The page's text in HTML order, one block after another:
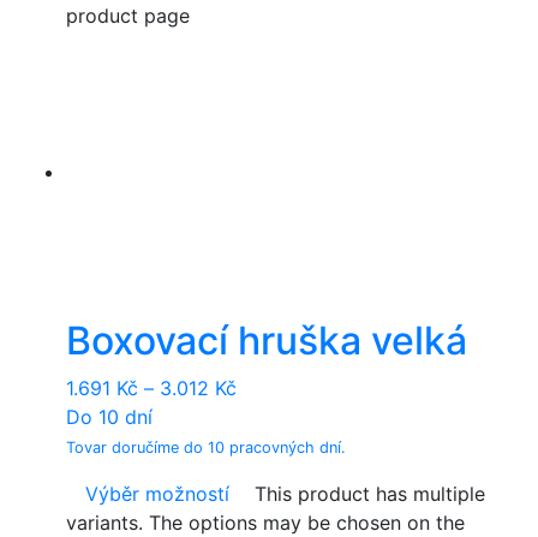
product page
Boxovací hruška velká
1.691 Kč – 3.012 Kč
Do 10 dní
Tovar doručíme do 10 pracovných dní.
Výběr možností
This product has multiple
variants. The options may be chosen on the